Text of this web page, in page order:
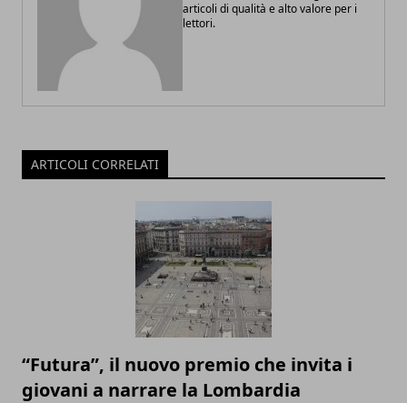
articoli di qualità e alto valore per i
lettori.
ARTICOLI CORRELATI
“Futura”, il nuovo premio che invita i
giovani a narrare la Lombardia